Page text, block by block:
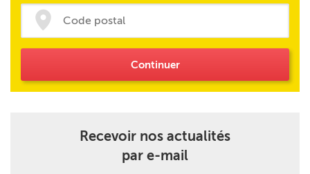
Continuer
Recevoir nos actualités
par e-mail